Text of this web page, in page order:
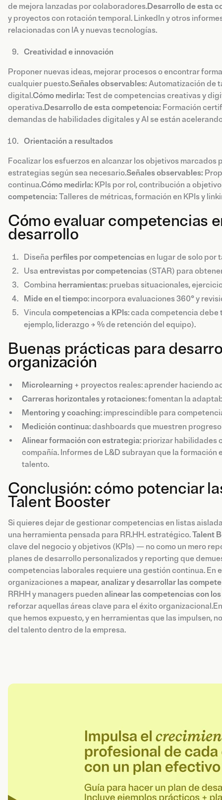
de mejora lanzadas por colaboradores.Desarrollo de esta
y proyectos con rotación temporal. LinkedIn y otros
relacionadas con IA y nuevas tecnologías.
Creatividad e innovación
Proponer nuevas ideas, mejorar procesos o encontrar
cualquier puesto.Señales observables: Automatización de
digital.Cómo medirla: Test de competencias creativas y
operativa.Desarrollo de esta competencia: Formación
demandas de habilidades digitales y AI se están
Orientación a resultados
Focalizar los esfuerzos en alcanzar los objetivos
estrategias según sea necesario.Señales observables:
continua.Cómo medirla: KPIs por rol, contribución a
competencia: Talleres de métricas, formación en KPIs y
Cómo evaluar competencias
desarrollo
Diseña perfiles por competenciasen lugar de solo por
Usa entrevistas por competencias (STAR) para
Combina herramientas: pruebas situacionales,
Mide en el tiempo: incorpora evaluaciones 360° y
Vincula competenciasa KPIs: cada competencia debe
ejemplo, liderazgo → % de retención del equipo).
Buenas prácticas para
organización
Microlearning + proyectos reales: aprender haciendo
Carreras horizontales y rotaciones: fomentan la
Mentoring y coaching: imprescindible para
Medición continua: dashboards que muestren
Alinear formación con estrategia: priorizar habilidades
compañía. Informes de L&D subrayan que la
talento.
Conclusión: cómo potenciar
Talent Booster
Si quieres dejar de gestionar competencias en listas
una herramienta pensada para RR.HH. estratégico.Talent
clave del negocio y objetivos (KPIs) — no como un mero
planes de desarrollo personalizados y reporting que
competencias laborales requiere una gestión continua. En
organizaciones a mapear, analizar y desarrollar las
RRHH y managers pueden alinear las competencias con
reforzar aquellas áreas clave para el éxito
que hemos expuesto, y en herramientas que las impulsen,
del talento dentro de la empresa.